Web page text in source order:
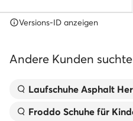
Versions-ID anzeigen
Andere Kunden
Laufschuhe Asphalt
Froddo Schuhe für